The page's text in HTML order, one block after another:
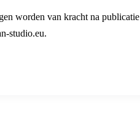
worden van kracht na publicatie
studio.eu.